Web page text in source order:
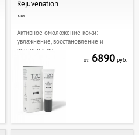
Rejuvеnation
Tizo
Активное омоложение кожи:
увлажнение, восстановление и
регенерация.
от6890руб.